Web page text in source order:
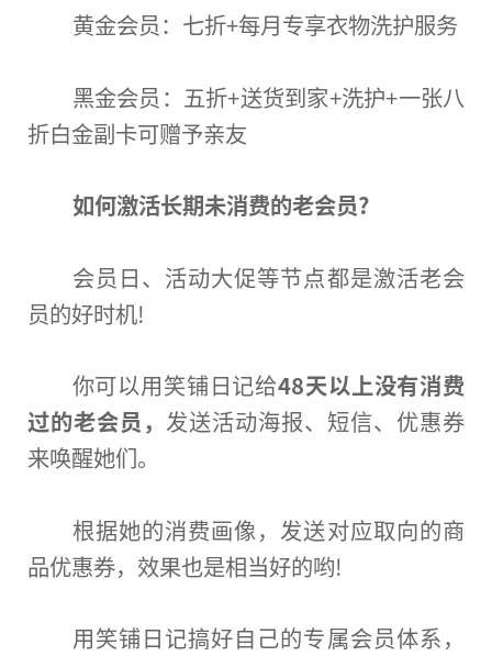
黄金会员：七折+每月专享衣物洗护服务
黑金会员：五折+送货到家+洗护+一张八
折白金副卡可赠予亲友
如何激活长期未消费的老会员?
会员日、活动大促等节点都是激活老会
员的好时机!
你可以用笑铺日记给48天以上没有消费
过的老会员， 发送活动海报、短信、优惠券
来唤醒她们。
根据她的消费画像，发送对应取向的商
品优惠券，效果也是相当好的哟!
用笑铺日记搞好自己的专属会员体系，